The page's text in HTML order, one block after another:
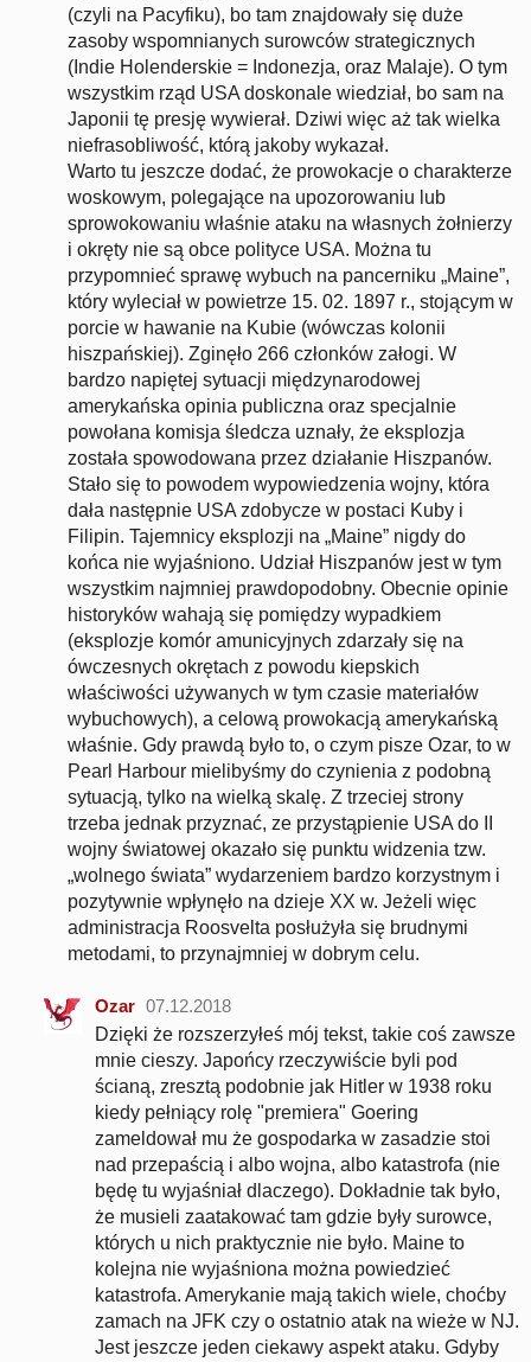
(czyli na Pacyfiku), bo tam znajdowały się duże
zasoby wspomnianych surowców strategicznych
(Indie Holenderskie = Indonezja, oraz Malaje). O tym
wszystkim rząd USA doskonale wiedział, bo sam na
Japonii tę presję wywierał. Dziwi więc aż tak wielka
niefrasobliwość, którą jakoby wykazał.
Warto tu jeszcze dodać, że prowokacje o charakterze
woskowym, polegające na upozorowaniu lub
sprowokowaniu właśnie ataku na własnych żołnierzy
i okręty nie są obce polityce USA. Można tu
przypomnieć sprawę wybuch na pancerniku „Maine”,
który wyleciał w powietrze 15. 02. 1897 r., stojącym w
porcie w hawanie na Kubie (wówczas kolonii
hiszpańskiej). Zginęło 266 członków załogi. W
bardzo napiętej sytuacji międzynarodowej
amerykańska opinia publiczna oraz specjalnie
powołana komisja śledcza uznały, że eksplozja
została spowodowana przez działanie Hiszpanów.
Stało się to powodem wypowiedzenia wojny, która
dała następnie USA zdobycze w postaci Kuby i
Filipin. Tajemnicy eksplozji na „Maine” nigdy do
końca nie wyjaśniono. Udział Hiszpanów jest w tym
wszystkim najmniej prawdopodobny. Obecnie opinie
historyków wahają się pomiędzy wypadkiem
(eksplozje komór amunicyjnych zdarzały się na
ówczesnych okrętach z powodu kiepskich
właściwości używanych w tym czasie materiałów
wybuchowych), a celową prowokacją amerykańską
właśnie. Gdy prawdą było to, o czym pisze Ozar, to w
Pearl Harbour mielibyśmy do czynienia z podobną
sytuacją, tylko na wielką skalę. Z trzeciej strony
trzeba jednak przyznać, ze przystąpienie USA do II
wojny światowej okazało się punktu widzenia tzw.
„wolnego świata” wydarzeniem bardzo korzystnym i
pozytywnie wpłynęło na dzieje XX w. Jeżeli więc
administracja Roosvelta posłużyła się brudnymi
metodami, to przynajmniej w dobrym celu.
Ozar 07.12.2018
Dzięki że rozszerzyłeś mój tekst, takie coś zawsze
mnie cieszy. Japońcy rzeczywiście byli pod
ścianą, zresztą podobnie jak Hitler w 1938 roku
kiedy pełniący rolę "premiera" Goering
zameldował mu że gospodarka w zasadzie stoi
nad przepaścią i albo wojna, albo katastrofa (nie
będę tu wyjaśniał dlaczego). Dokładnie tak było,
że musieli zaatakować tam gdzie były surowce,
których u nich praktycznie nie było. Maine to
kolejna nie wyjaśniona można powiedzieć
katastrofa. Amerykanie mają takich wiele, choćby
zamach na JFK czy o ostatnio atak na wieże w NJ.
Jest jeszcze jeden ciekawy aspekt ataku. Gdyby